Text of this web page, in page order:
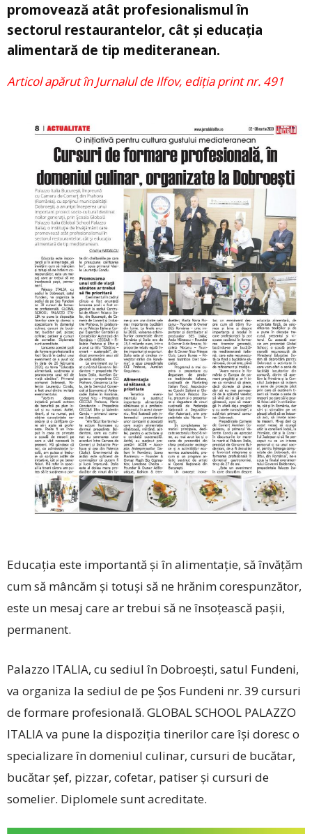
promovează atât profesionalismul în
sectorul restaurantelor, cât și educația
alimentară de tip mediteranean.
Articol apărut în Jurnalul de Ilfov, ediția print nr. 491
Educația este importantă și în alimentație, să învățăm
cum să mâncăm și totuși să ne hrănim corespunzător,
este un mesaj care ar trebui să ne însoțească pașii,
permanent.
Palazzo ITALIA, cu sediul în Dobroești, satul Fundeni,
va organiza la sediul de pe Șos Fundeni nr. 39 cursuri
de formare profesională. GLOBAL SCHOOL PALAZZO
ITALIA va pune la dispoziția tinerilor care își doresc o
specializare în domeniul culinar, cursuri de bucătar,
bucătar șef, pizzar, cofetar, patiser și cursuri de
somelier. Diplomele sunt acreditate.